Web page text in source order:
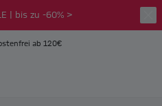
| bis zu -60% >
ab 120€